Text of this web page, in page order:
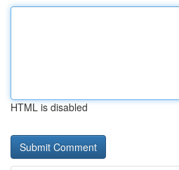
HTML is disabled